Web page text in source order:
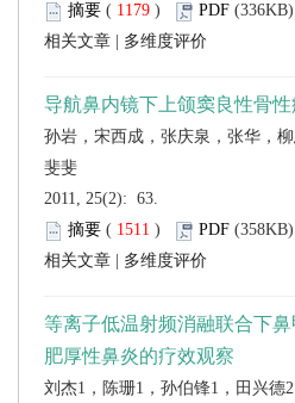
(
)
2011, 25(2): 63.
(
)
刘杰1，陈珊1，孙伯锋1，田兴德2